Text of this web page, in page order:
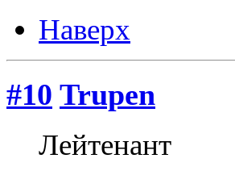
Наверх
#10 Trupen
Лейтенант